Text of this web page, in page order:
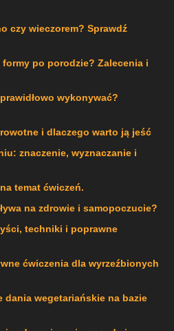
czy wieczorem? Sprawdź
po porodzie? Zalecenia i
wykonywać?
i dlaczego warto ją jeść
znaczenie, wyznaczanie i
temat ćwiczeń.
na zdrowie i samopoczucie?
techniki i poprawne
ćwiczenia dla wyrzeźbionych
dania wegetariańskie na bazie